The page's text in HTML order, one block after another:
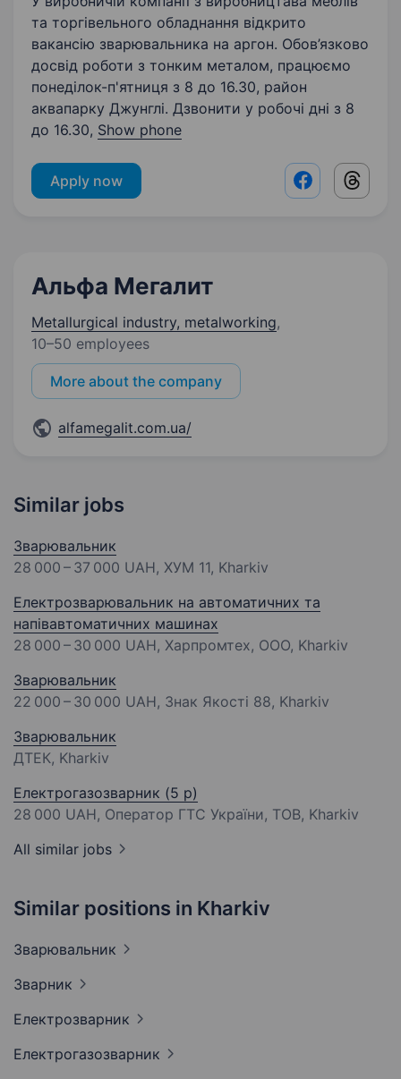
та торгівельного обладнання відкрито
вакансію зварювальника на аргон. Обов’язково
досвід роботи з тонким металом, працюємо
понеділок-п'ятниця з 8 до 16.30, район
аквапарку Джунглі. Дзвонити у робочі дні з 8
до 16.30, Show phone
Apply now Facebook
Альфа Мегалит
Metallurgical industry, metalworking,
10–50 employees
More about the company
alfamegalit.com.ua/
Similar jobs
Зварювальник
28 000 – 37 000 UAH, ХУМ 11, Kharkiv
Електрозварювальник на автоматичних та
напівавтоматичних машинах
28 000 – 30 000 UAH, Харпромтех, ООО, Kharkiv
Зварювальник
22 000 – 30 000 UAH, Знак Якості 88, Kharkiv
Зварювальник
ДТЕК, Kharkiv
Електрогазозварник (5 р)
28 000 UAH, Оператор ГТС України, ТОВ, Kharkiv
All similar jobs
Similar positions in Kharkiv
Зварювальник
Зварник
Електрозварник
Електрогазозварник